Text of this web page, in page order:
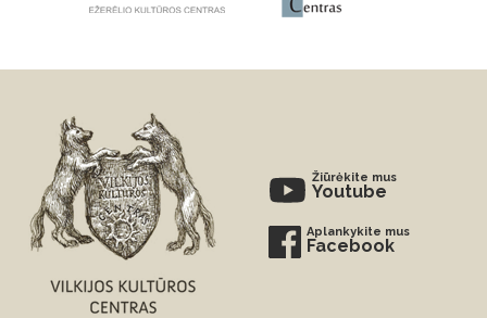
Žiūrėkite mus
Youtube
Aplankykite mus
Facebook